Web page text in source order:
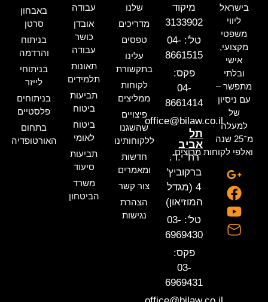
בישראל
ליווי
משפטי
מקצועי,
אישי
ובלתי
מתפשר –
עם ניסיון
של
למעלה
מ־25 שנה
ואלפי לקוחות מרוצים.
שלנו
מדריכים
טפסים
עלינו
בתקשורת
לקוחות
ממליצים
פיצויים
שהשגנו
ללקוחותינו
חדשות
ומאמרים
צור קשר
הצהרת
נגישות
עבודה
אובדן
כושר
עבודה
תאונות
תלמידים
תביעות
ביטוח
ביטוח
לאומי
תביעות
סיעוד
משרד
הביטחון
באבחון
סרטן
בניתוח
והרדמה
בניתוחי
לייזר
בניתוחים
פלסטיים
בתחום
האורטופדיה
מיקוד
3133902
טל': 04-
8661515
פקס:
04-
8661414
office@bilaw.co.il
תל
אביב
רח' י.ד.
ברקוביץ'
4 (מגדל
המוזיאון)
טל': 03-
6969430
פקס:
03-
6969431